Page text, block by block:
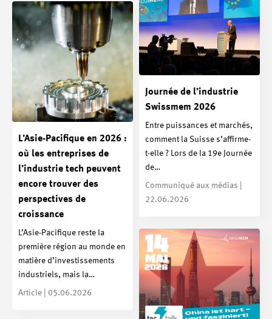
Journée de l’industrie
Swissmem 2026
Entre puissances et marchés,
comment la Suisse s’affirme-
t-elle ? Lors de la 19e Journée
de…
Communiqué aux médias |
22.06.2026
L’Asie-Pacifique en 2026 :
où les entreprises de
l’industrie tech peuvent
encore trouver des
perspectives de
croissance
L’Asie-Pacifique reste la
première région au monde en
matière d’investissements
industriels, mais la…
Article | 05.06.2026